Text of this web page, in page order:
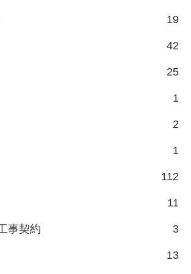
19
42
25
1
2
1
112
11
事契約 3
13